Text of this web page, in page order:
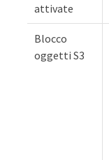
attivate
Blocco
oggetti S3